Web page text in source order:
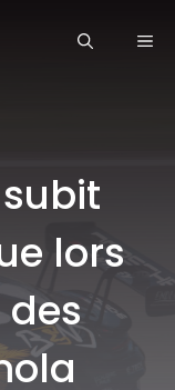
lors